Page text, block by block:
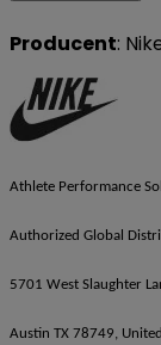
Producent:
Athlete Performance
Authorized Global
5701 West Slaughter
Austin TX 78749,